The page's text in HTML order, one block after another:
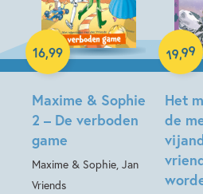
Maxime & Sophie
2 – De verboden
game
Maxime & Sophie, Jan
Vriends
16,99
Hardcover
Het
de
19,99